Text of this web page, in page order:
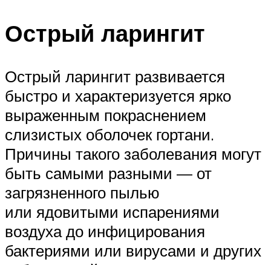
Острый ларингит
Острый ларингит развивается
быстро и характеризуется ярко
выраженным покраснением
слизистых оболочек гортани.
Причины такого заболевания могут
быть самыми разными — от
загрязненного пылью
или ядовитыми испарениями
воздуха до инфицирования
бактериями или вирусами и других